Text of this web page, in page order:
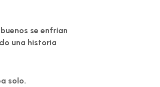
se enfrían
una historia
solo.